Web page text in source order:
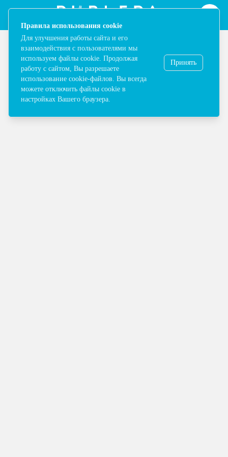
Map | ТРЦ Ривьера в Москве - Одежда, обувь, сумки, косметика,
Выбрать категорию
[ "Правила использования cookie", "Для улучшения
Правила использования cookie
Для улучшения работы сайта и его
взаимодействия с пользователями мы
используем файлы cookie. Продолжая
работу с сайтом, Вы разрешаете
использование cookie-файлов. Вы всегда
можете отключить файлы cookie в
настройках Вашего браузера.
Принять